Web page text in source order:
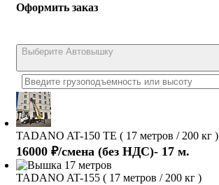
Оформить заказ
Выберите Автовышку
TADANO AT-150 TE ( 17 метров / 200 кг )
16000 ₽/смена (без НДС)- 17 м.
TADANO AT-155 ( 17 метров / 200 кг )